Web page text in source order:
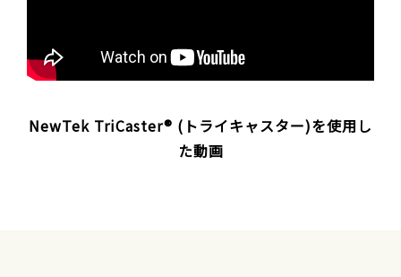
NewTek TriCaster® (トライキャスター)を使用し
た動画